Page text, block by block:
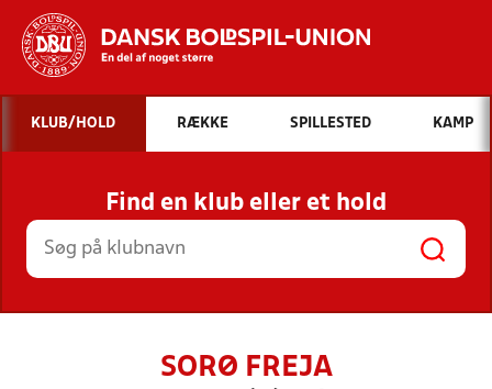
Hvad vil du søge efter?
INDHOLD OG NYHEDER
STILLINGER, RESULTATER, KLUBBER OG
HOLD
KLUB/HOLD RÆKKE SPILLESTED KAMP
Find en klub eller et hold
SORØ FREJA